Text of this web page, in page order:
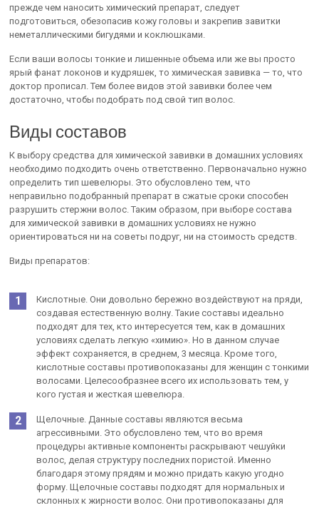
прежде чем наносить химический препарат, следует
подготовиться, обезопасив кожу головы и закрепив завитки
неметаллическими бигудями и коклюшками.
Если ваши волосы тонкие и лишенные объема или же вы просто
ярый фанат локонов и кудряшек, то химическая завивка — то, что
доктор прописал. Тем более видов этой завивки более чем
достаточно, чтобы подобрать под свой тип волос.
Виды составов
К выбору средства для химической завивки в домашних условиях
необходимо подходить очень ответственно. Первоначально нужно
определить тип шевелюры. Это обусловлено тем, что
неправильно подобранный препарат в сжатые сроки способен
разрушить стержни волос. Таким образом, при выборе состава
для химической завивки в домашних условиях не нужно
ориентироваться ни на советы подруг, ни на стоимость средств.
Виды препаратов:
Кислотные. Они довольно бережно воздействуют на пряди,
создавая естественную волну. Такие составы идеально
подходят для тех, кто интересуется тем, как в домашних
условиях сделать легкую «химию». Но в данном случае
эффект сохраняется, в среднем, 3 месяца. Кроме того,
кислотные составы противопоказаны для женщин с тонкими
волосами. Целесообразнее всего их использовать тем, у
кого густая и жесткая шевелюра.
Щелочные. Данные составы являются весьма
агрессивными. Это обусловлено тем, что во время
процедуры активные компоненты раскрывают чешуйки
волос, делая структуру последних пористой. Именно
благодаря этому прядям и можно придать какую угодно
форму. Щелочные составы подходят для нормальных и
склонных к жирности волос. Они противопоказаны для